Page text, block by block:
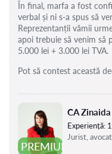
PREMIUM
CA
Experiență:
Jurist, avocat
În final, marfa a fost
verbal și ni s-a spus să
Reprezentanții vămii
apoi trebuie să venim să
5.000 lei + 3.000 lei TVA.
Pot să contest această